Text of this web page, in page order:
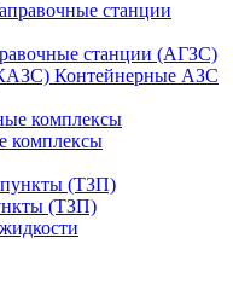
станции (АГЗС)
Контейнерные АЗС
комплексы
(ТЗП)